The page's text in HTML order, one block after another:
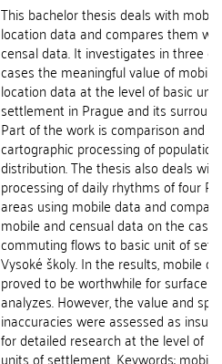
This bachelor thesis deals with mobile
location data and compares them
censal data. It investigates in three
cases the meaningful value of mobile
location data at the level of basic
settlement in Prague and its
Part of the work is comparison and
cartographic processing of population
distribution. The thesis also deals
processing of daily rhythms of four
areas using mobile data and
mobile and censual data on the case
commuting flows to basic unit of
Vysoké školy. In the results, mobile
proved to be worthwhile for surface
analyzes. However, the value and
inaccuracies were assessed as
for detailed research at the level of
units of settlement. Keywords: